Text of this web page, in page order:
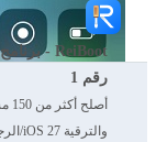
رقم 1
والترقية iOS 27/الرجوع إلى إصدار أقدم بأمان